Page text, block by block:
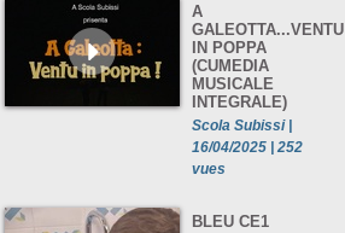
A
GALEOTTA...VENTU
IN POPPA
(CUMEDIA
MUSICALE
INTEGRALE)
Scola Subissi |
16/04/2025 | 252
vues
BLEU CE1